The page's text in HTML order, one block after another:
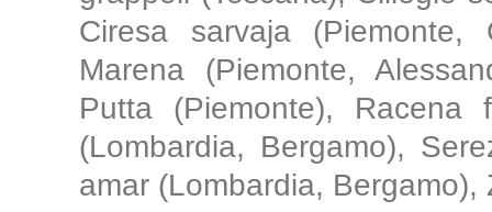
Ciresa sarvaja (Piemonte,
Marena (Piemonte,
Putta (Piemonte), Racena
(Lombardia, Bergamo),
amar (Lombardia, Bergamo),